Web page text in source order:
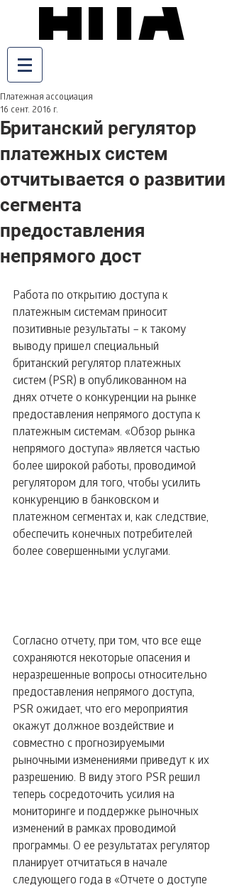
Британский регулятор
платежных систем
отчитывается о развитии
сегмента
предоставления
непрямого дост
Платежная ассоциация
16 сент. 2016 г.
Работа по открытию доступа к
платежным системам приносит
позитивные результаты – к такому
выводу пришел специальный
британский регулятор платежных
систем (PSR) в опубликованном на
днях отчете о конкуренции на рынке
предоставления непрямого доступа к
платежным системам. «Обзор рынка
непрямого доступа» является частью
более широкой работы, проводимой
регулятором для того, чтобы усилить
конкуренцию в банковском и
платежном сегментах и, как следствие,
обеспечить конечных потребителей
более совершенными услугами.
Согласно отчету, при том, что все еще
сохраняются некоторые опасения и
неразрешенные вопросы относительно
предоставления непрямого доступа,
PSR ожидает, что его мероприятия
окажут должное воздействие и
совместно с прогнозируемыми
рыночными изменениями приведут к их
разрешению. В виду этого PSR решил
теперь сосредоточить усилия на
мониторинге и поддержке рыночных
изменений в рамках проводимой
программы. О ее результатах регулятор
планирует отчитаться в начале
следующего года в «Отчете о доступе